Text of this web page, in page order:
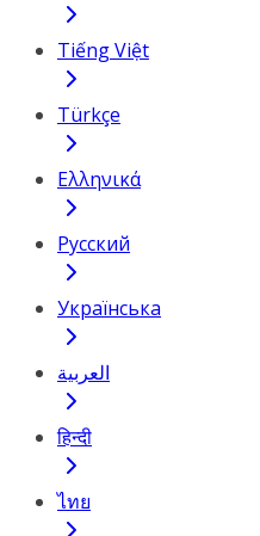
Tiếng Việt
Türkçe
Ελληνικά
Русский
Українська
العربية
हिन्दी
ไทย